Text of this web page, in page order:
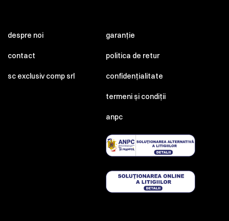
despre noi
contact
sc exclusiv comp srl
garanție
politica de retur
confidențialitate
termeni și condiții
anpc